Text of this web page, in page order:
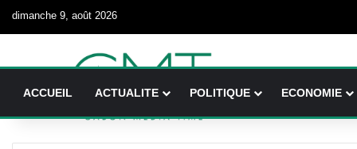
dimanche 9, août 2026
ACCUEIL ACTUALITE POLITIQUE ECONOMIE